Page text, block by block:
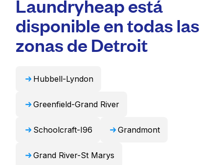
Para muchos residentes, es una opción más
conveniente y que ahorra tiempo.
voluminosos como edredones, mantas y
cortinas. Como alternativa, Laundryheap
puede encargarse de estos artículos de forma
profesional y devolverlos listos para usar en
Laundryheap está
disponible en todas las
zonas de Detroit
Hubbell-Lyndon
Greenfield-Grand River
Schoolcraft-I96 Grandmont
Grand River-St Marys